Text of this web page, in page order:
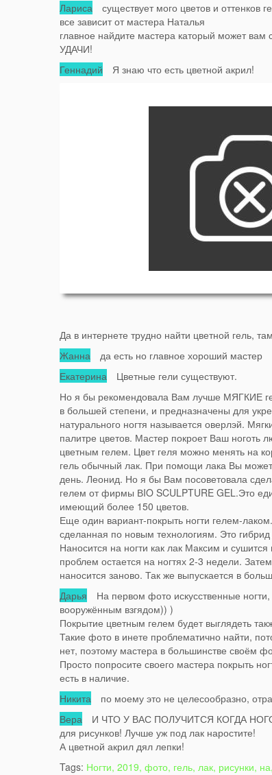
Лариса существует мого цветов и оттенков
все зависит от мастера Наталья
главное найдите мастера каторый может вам
УДАЧИ!
Геннадий Я знаю что есть цветной акрил!
Да в интернете трудно найти цветной гель,
Жанна да есть но главное хороший мастер
Екатерина Цветные гели существуют.
Но я бы рекомендовала Вам лучше МЯГКИЕ
в большей степени, и предназначены для
натурального ногтя называется оверлэй.
палитре цветов. Мастер покроет Ваш
цветным гелем. Цвет геля можно менять на
гель обычный лак. При помощи лака Вы
день. Леонид. Но я бы Вам посоветовала
гелем от фирмы ВIO SCULPTURE GEL.Это
имеющий более 150 цветов.
Еще один вариант-покрыть ногти гелем-
сделанная по новым технологиям. Это
Наносится на ногти как лак Максим и
проблем остается на ногтях 2-3 недели.
наносится заново. Так же выпускается в
Дарья На первом фото искусственные
вооружённым взгядом)) )
Покрытие цветным гелем будет выглядеть
Такие фото в инете проблематично найти,
нет, поэтому мастера в большинстве своём
Просто попросите своего мастера покрыть
есть в наличие.
Никита по моему это не целесообразно,
Вера И ЧТО У ВАС ПОЛУЧИТСЯ КОГДА
для рисунков! Лучше уж под лак наростите!
А цветной акрил дял лепки!
Tags: Ногти, 2019, фото, гель, лак, рисунки,